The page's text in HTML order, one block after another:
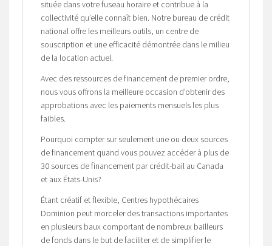
située dans votre fuseau horaire et contribue à la
collectivité qu’elle connaît bien. Notre bureau de crédit
national offre les meilleurs outils, un centre de
souscription et une efficacité démontrée dans le milieu
de la location actuel.
Avec des ressources de financement de premier ordre,
nous vous offrons la meilleure occasion d’obtenir des
approbations avec les paiements mensuels les plus
faibles.
Pourquoi compter sur seulement une ou deux sources
de financement quand vous pouvez accéder à plus de
30 sources de financement par crédit-bail au Canada
et aux États-Unis?
Étant créatif et flexible, Centres hypothécaires
Dominion peut morceler des transactions importantes
en plusieurs baux comportant de nombreux bailleurs
de fonds dans le but de faciliter et de simplifier le